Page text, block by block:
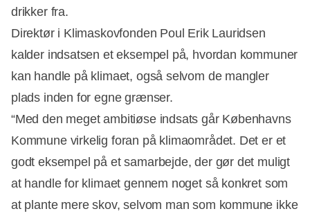
drikker fra.
Direktør i Klimaskovfonden Poul Erik Lauridsen
kalder indsatsen et eksempel på, hvordan kommuner
kan handle på klimaet, også selvom de mangler
plads inden for egne grænser.
“Med den meget ambitiøse indsats går Københavns
Kommune virkelig foran på klimaområdet. Det er et
godt eksempel på et samarbejde, der gør det muligt
at handle for klimaet gennem noget så konkret som
at plante mere skov, selvom man som kommune ikke